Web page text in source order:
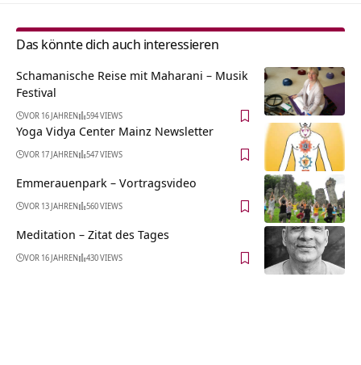
Das könnte dich auch interessieren
Schamanische Reise mit Maharani – Musik
Festival
VOR 16 JAHREN 594 VIEWS
Yoga Vidya Center Mainz Newsletter
VOR 17 JAHREN 547 VIEWS
Emmerauenpark‏‎ – Vortragsvideo
VOR 13 JAHREN 560 VIEWS
Meditation – Zitat des Tages
VOR 16 JAHREN 430 VIEWS